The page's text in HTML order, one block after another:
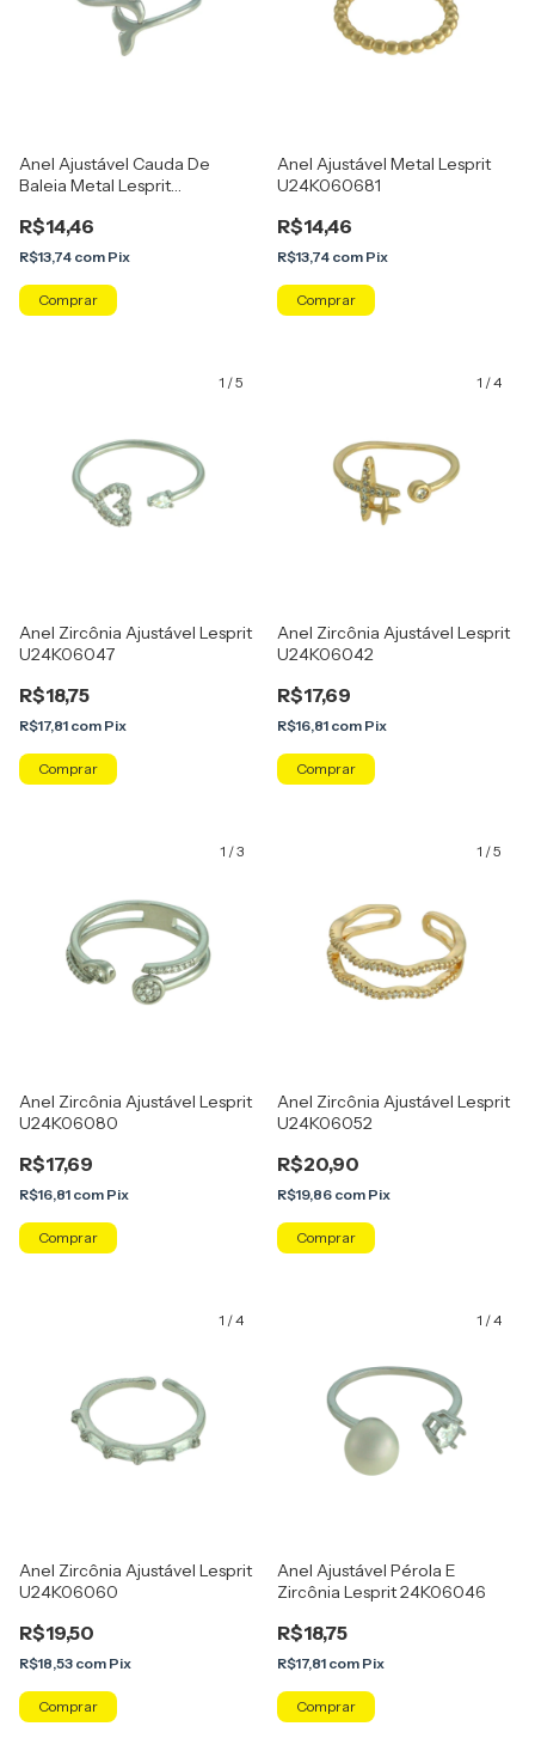
Anel Ajustável Cauda De
Baleia Metal Lesprit
R$14,46
R$13,74 com Pix
Comprar
Anel Ajustável Metal Lesprit
U24K060681
R$14,46
R$13,74 com Pix
Comprar
1 /5
Anel Zircônia Ajustável Lesprit
U24K06047
R$18,75
R$17,81 com Pix
Comprar
1 /4
Anel Zircônia Ajustável Lesprit
U24K06042
R$17,69
R$16,81 com Pix
Comprar
1 /3
Anel Zircônia Ajustável Lesprit
U24K06080
R$17,69
R$16,81 com Pix
1 /5
Anel Zircônia Ajustável Lesprit
U24K06052
R$20,90
R$19,86 com Pix
Comprar
1 /4
Anel Zircônia Ajustável Lesprit
U24K06060
R$19,50
R$18,53 com Pix
Comprar
1 /4
Anel Ajustável Pérola E
Zircônia Lesprit 24K06046
R$18,75
R$17,81 com Pix
Comprar